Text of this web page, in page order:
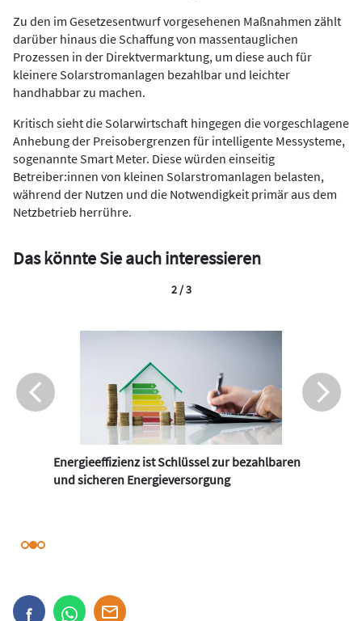
Zu den im Gesetzesentwurf vorgesehenen Maßnahmen zählt
darüber hinaus die Schaffung von massentauglichen
Prozessen in der Direktvermarktung, um diese auch für
kleinere Solarstromanlagen bezahlbar und leichter
handhabbar zu machen.
Kritisch sieht die Solarwirtschaft hingegen die vorgeschlagene
Anhebung der Preisobergrenzen für intelligente Messysteme,
sogenannte Smart Meter. Diese würden einseitig
Betreiber:innen von kleinen Solarstromanlagen belasten,
während der Nutzen und die Notwendigkeit primär aus dem
Netzbetrieb herrühre.
Das könnte Sie auch interessieren
Energieeffizienz ist Schlüssel zur bezahlbaren
und sicheren Energieversorgung
2 / 3